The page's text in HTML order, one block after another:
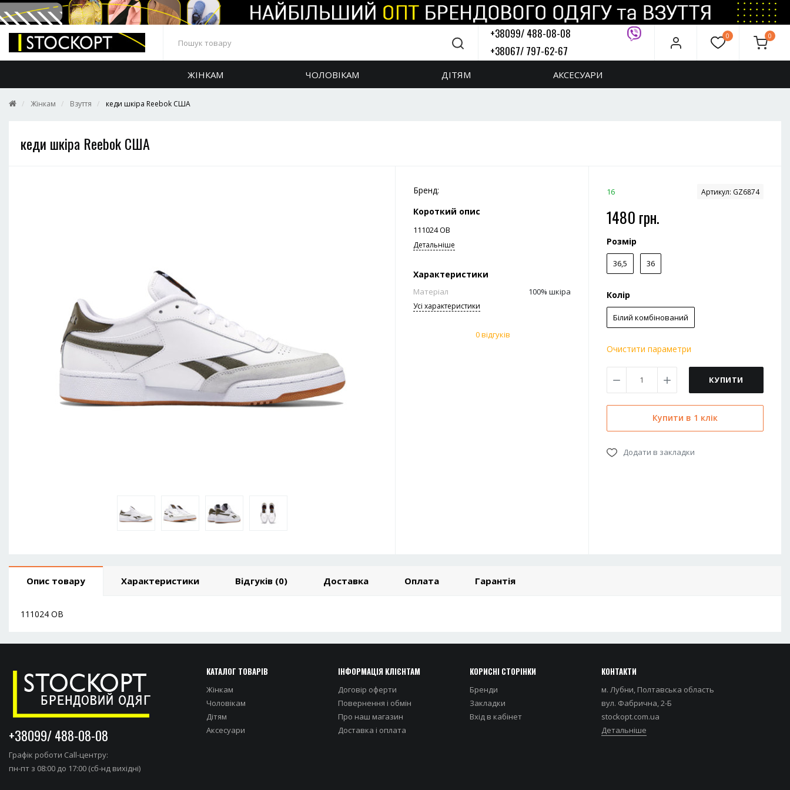
+38099/ 488-08-08
+38067/ 797-62-67
0 0
ЖІНКАМ ЧОЛОВІКАМ ДІТЯМ АКСЕСУАРИ
Жінкам Взуття кеди шкіра Reebok США
кеди шкіра Reebok США
Бренд:
Короткий опис
111024 ОВ
Детальніше
Характеристики
Матеріал 100% шкіра
Усi характеристики
0 відгуків
16 Артикул: GZ6874
1480 грн.
Розмір
36,5 36
Колір
Білий комбінований
Очистити параметри
КУПИТИ
Купити в 1 клік
Додати в закладки
Опис товару Характеристики Відгуків (0) Доставка Оплата Гарантія
111024 ОВ
+38099/ 488-08-08
Графік роботи Call-центру:
пн-пт з 08:00 до 17:00 (сб-нд вихідні)
КАТАЛОГ ТОВАРІВ
Жінкам
Чоловікам
Дітям
Аксесуари
ІНФОРМАЦІЯ КЛІЄНТАМ
Договір оферти
Повернення і обмін
Про наш магазин
Доставка i оплата
КОРИСНІ СТОРІНКИ
Бренди
Закладки
Вхiд в кабiнет
КОНТАКТИ
м. Лубни, Полтавська область
вул. Фабрична, 2-Б
stockopt.com.ua
Детальніше